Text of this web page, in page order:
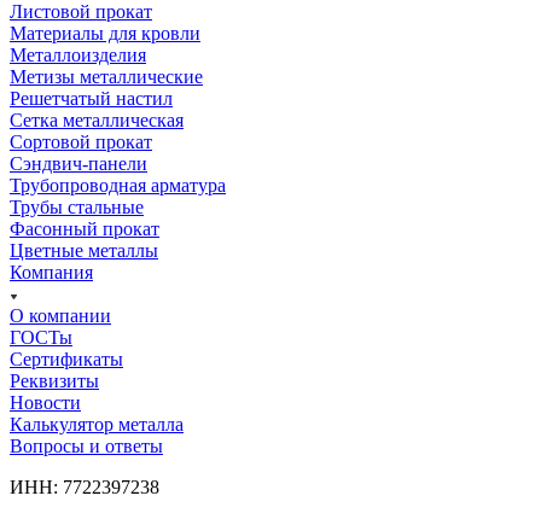
Листовой прокат
Материалы для кровли
Металлоизделия
Метизы металлические
Решетчатый настил
Сетка металлическая
Сортовой прокат
Сэндвич-панели
Трубопроводная арматура
Трубы стальные
Фасонный прокат
Цветные металлы
Компания
О компании
ГОСТы
Сертификаты
Реквизиты
Новости
Калькулятор металла
Вопросы и ответы
ИНН: 7722397238